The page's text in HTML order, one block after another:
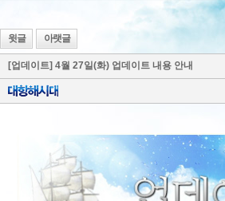
윗글 아랫글
[업데이트] 4월 27일(화) 업데이트 내용 안내